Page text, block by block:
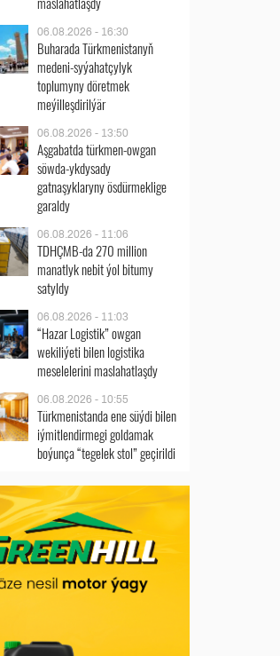
06.08.2026 - 16:30
Buharada Türkmenistanyň
medeni-syýahatçylyk
toplumyny döretmek
meýilleşdirilýär
06.08.2026 - 13:50
Aşgabatda türkmen-owgan
söwda-ykdysady
gatnaşyklaryny ösdürmeklige
garaldy
06.08.2026 - 11:06
TDHÇMB-da 270 million
manatlyk nebit ýol bitumy
satyldy
06.08.2026 - 11:03
“Hazar Logistik” owgan
wekiliýeti bilen logistika
meselelerini maslahatlaşdy
06.08.2026 - 10:55
Türkmenistanda ene süýdi bilen
iýmitlendirmegi goldamak
boýunça “tegelek stol” geçirildi